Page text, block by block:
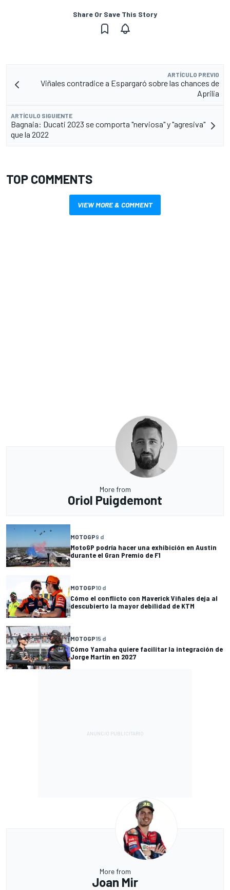
Share Or Save This Story
ARTÍCULO PREVIO
Viñales contradice a Espargaró sobre las chances de
Aprilia
ARTÍCULO SIGUIENTE
Bagnaia: Ducati 2023 se comporta "nerviosa" y "agresiva"
que la 2022
TOP COMMENTS
VIEW MORE & COMMENT
More from
Oriol Puigdemont
MOTOGP9 d
MotoGP podría hacer una exhibición en Austin
durante el Gran Premio de F1
MOTOGP10 d
Cómo el conflicto con Maverick Viñales deja al
descubierto la mayor debilidad de KTM
MOTOGP15 d
Cómo Yamaha quiere facilitar la integración de
Jorge Martín en 2027
More from
Joan Mir